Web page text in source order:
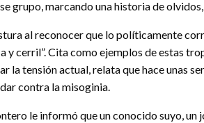
grupo, marcando una historia de
al reconocer que lo políticamente
y cerril”. Cita como ejemplos de estas
la tensión actual, relata que hace unas
contra la misoginia.
le informó que un conocido suyo, un